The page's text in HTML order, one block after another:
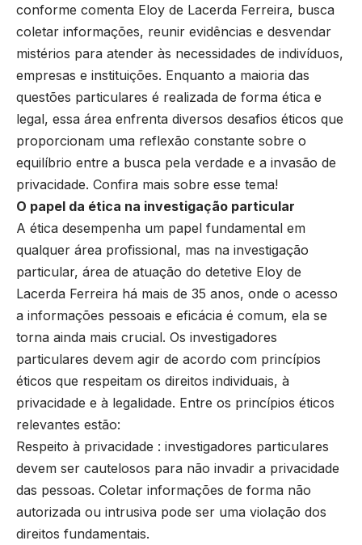
conforme comenta Eloy de Lacerda Ferreira, busca
coletar informações, reunir evidências e desvendar
mistérios para atender às necessidades de indivíduos,
empresas e instituições. Enquanto a maioria das
questões particulares é realizada de forma ética e
legal, essa área enfrenta diversos desafios éticos que
proporcionam uma reflexão constante sobre o
equilíbrio entre a busca pela verdade e a invasão de
privacidade. Confira mais sobre esse tema!
O papel da ética na investigação particular
A ética desempenha um papel fundamental em
qualquer área profissional, mas na investigação
particular, área de atuação do detetive Eloy de
Lacerda Ferreira há mais de 35 anos, onde o acesso
a informações pessoais e eficácia é comum, ela se
torna ainda mais crucial. Os investigadores
particulares devem agir de acordo com princípios
éticos que respeitam os direitos individuais, à
privacidade e à legalidade. Entre os princípios éticos
relevantes estão:
Respeito à privacidade : investigadores particulares
devem ser cautelosos para não invadir a privacidade
das pessoas. Coletar informações de forma não
autorizada ou intrusiva pode ser uma violação dos
direitos fundamentais.